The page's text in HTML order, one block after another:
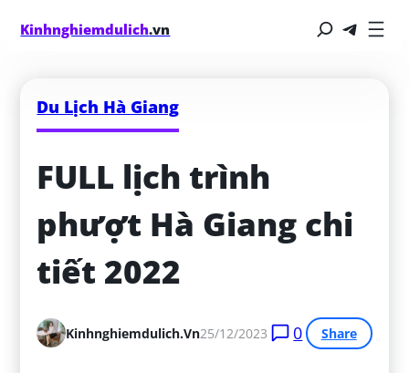
Kinhnghiemdulich.vn
Du Lịch Hà Giang
FULL lịch trình
phượt Hà Giang chi
tiết 2022
Kinhnghiemdulich.vn25/12/2023 0 Share